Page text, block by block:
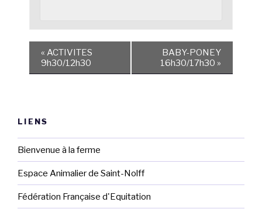
« ACTIVITES
9h30/12h30
BABY-PONEY
16h30/17h30 »
LIENS
Bienvenue à la ferme
Espace Animalier de Saint-Nolff
Fédération Française d'Equitation